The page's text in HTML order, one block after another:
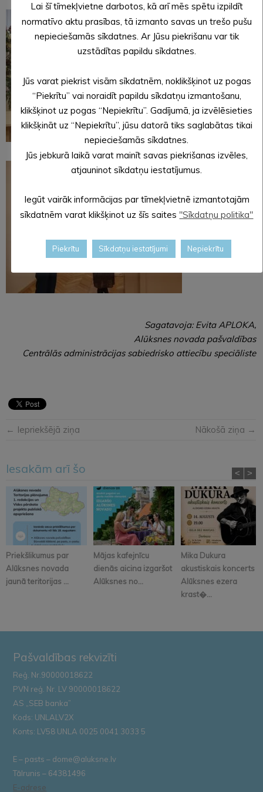
Sagatavoja: Evita APLOKA,
Alūksnes novada pašvaldības
Centrālās administrācijas sabiedrisko attiecību speciāliste
← Iepriekšējā ziņa Nākošā ziņa →
Iesakām arī šo
Priekšlikumus par
Alūksnes novada
jaunā teritorijas ...
Mājas kafejnīcu
dienās aicina izgaršot
Alūksnes no...
Mika Dukura
akustiskais koncerts
Alūksnes ezera
krast�...
< >
Pašvaldības rekvizīti
Reģ. Nr.90000018622
PVN reģ. Nr. LV 90000018622
AS „SEB banka”
Kods: UNLALV2X
Konts: LV58 UNLA 0025 0041 3033 5
E – pasts – dome@aluksne.lv
Tālrunis – 64381496
E-adrese
Lai šī tīmekļvietne darbotos, kā arī mēs spētu izpildīt
normatīvo aktu prasības, tā izmanto savas un trešo pušu
nepieciešamās sīkdatnes. Ar Jūsu piekrišanu var tik
uzstādītas papildu sīkdatnes.
Jūs varat piekrist visām sīkdatnēm, noklikšķinot uz pogas
“Piekrītu” vai noraidīt papildu sīkdatņu izmantošanu,
klikšķinot uz pogas “Nepiekrītu”. Gadījumā, ja izvēlēsieties
klikšķināt uz “Nepiekrītu”, jūsu datorā tiks saglabātas tikai
nepieciešamās sīkdatnes.
Jūs jebkurā laikā varat mainīt savas piekrišanas izvēles,
atjauninot sīkdatņu iestatījumus.
Iegūt vairāk informācijas par tīmekļvietnē izmantotajām
sīkdatnēm varat klikšķinot uz šīs saites "Sīkdatņu politika"
Piekrītu Sīkdatņu iestatījumi Nepiekrītu